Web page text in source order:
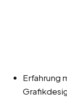
Erfahrung